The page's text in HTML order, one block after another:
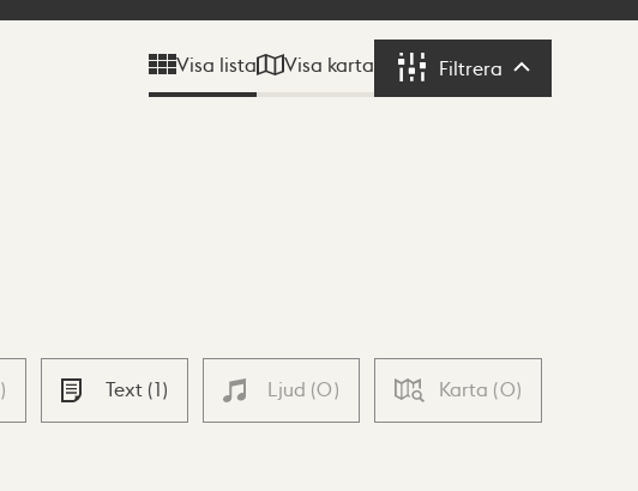
Visa lista Visa karta Filtrera Filtrera
) Text (1) Ljud (0) Karta (0)